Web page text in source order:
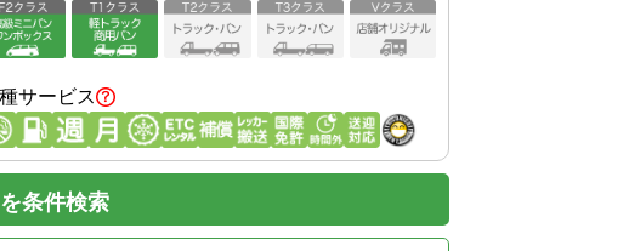
サービス
条件検索